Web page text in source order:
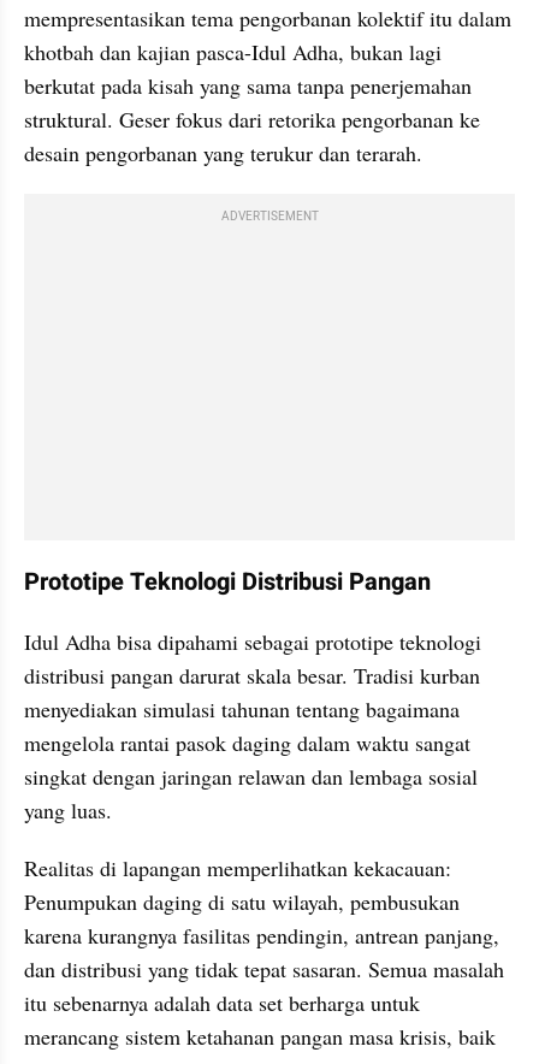
mempresentasikan tema pengorbanan kolektif itu dalam
khotbah dan kajian pasca-Idul Adha, bukan lagi
berkutat pada kisah yang sama tanpa penerjemahan
struktural. Geser fokus dari retorika pengorbanan ke
desain pengorbanan yang terukur dan terarah.
ADVERTISEMENT
Prototipe Teknologi Distribusi Pangan
Idul Adha bisa dipahami sebagai prototipe teknologi
distribusi pangan darurat skala besar. Tradisi kurban
menyediakan simulasi tahunan tentang bagaimana
mengelola rantai pasok daging dalam waktu sangat
singkat dengan jaringan relawan dan lembaga sosial
yang luas.
Realitas di lapangan memperlihatkan kekacauan:
Penumpukan daging di satu wilayah, pembusukan
karena kurangnya fasilitas pendingin, antrean panjang,
dan distribusi yang tidak tepat sasaran. Semua masalah
itu sebenarnya adalah data set berharga untuk
merancang sistem ketahanan pangan masa krisis, baik